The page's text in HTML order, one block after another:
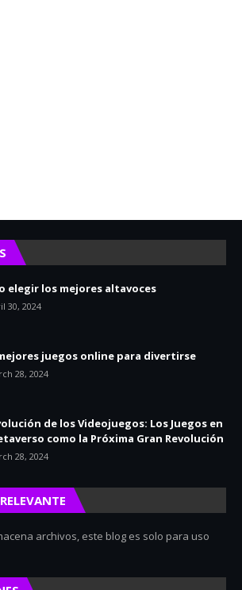
elegir los mejores altavoces
30, 2024
juegos online para divertirse
28, 2024
de los Videojuegos: Los Juegos en
como la Próxima Gran Revolución
28, 2024
archivos, este blog es solo para uso